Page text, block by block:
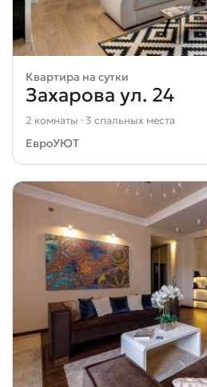
Квартира на сутки
Захарова ул. 24
2 комнаты · 3 спальных места
ЕвроУЮТ